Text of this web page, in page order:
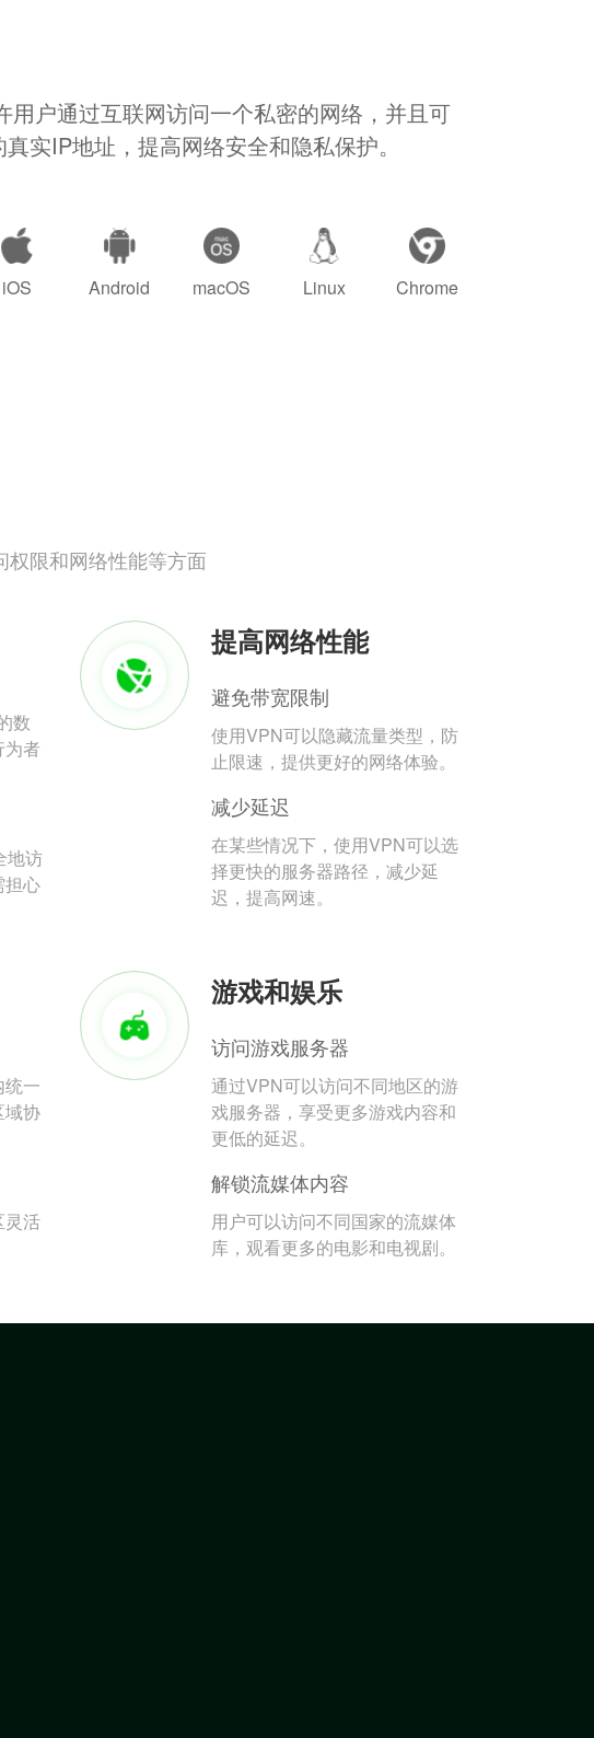
用户通过互联网访问一个私密的网络，并且可
实IP地址，提高网络安全和隐私保护。
iOS Android macOS Linux Chrome
权限和网络性能等方面
数
为者
地访
担心
提高网络性能
避免带宽限制
使用VPN可以隐藏流量类型，防
止限速，提供更好的网络体验。
减少延迟
在某些情况下，使用VPN可以选
择更快的服务器路径，减少延
迟，提高网速。
统一
域协
灵活
游戏和娱乐
访问游戏服务器
通过VPN可以访问不同地区的游
戏服务器，享受更多游戏内容和
更低的延迟。
解锁流媒体内容
用户可以访问不同国家的流媒体
库，观看更多的电影和电视剧。